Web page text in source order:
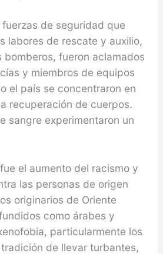
de seguridad que
labores de rescate y auxilio,
bomberos, fueron aclamados
y miembros de equipos
el país se concentraron en
recuperación de cuerpos.
sangre experimentaron un
el aumento del racismo y
las personas de origen
originarios de Oriente
como árabes y
particularmente los
de llevar turbantes,